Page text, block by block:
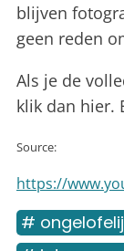
blijven
geen reden
Als je de
klik dan hier.
Source:
https://
#